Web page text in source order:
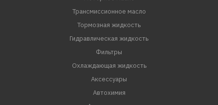
Трансмиссионное масло
Тормозная жидкость
Гидравлическая жидкость
Фильтры
Охлаждающая жидкость
Аксессуары
Автохимия